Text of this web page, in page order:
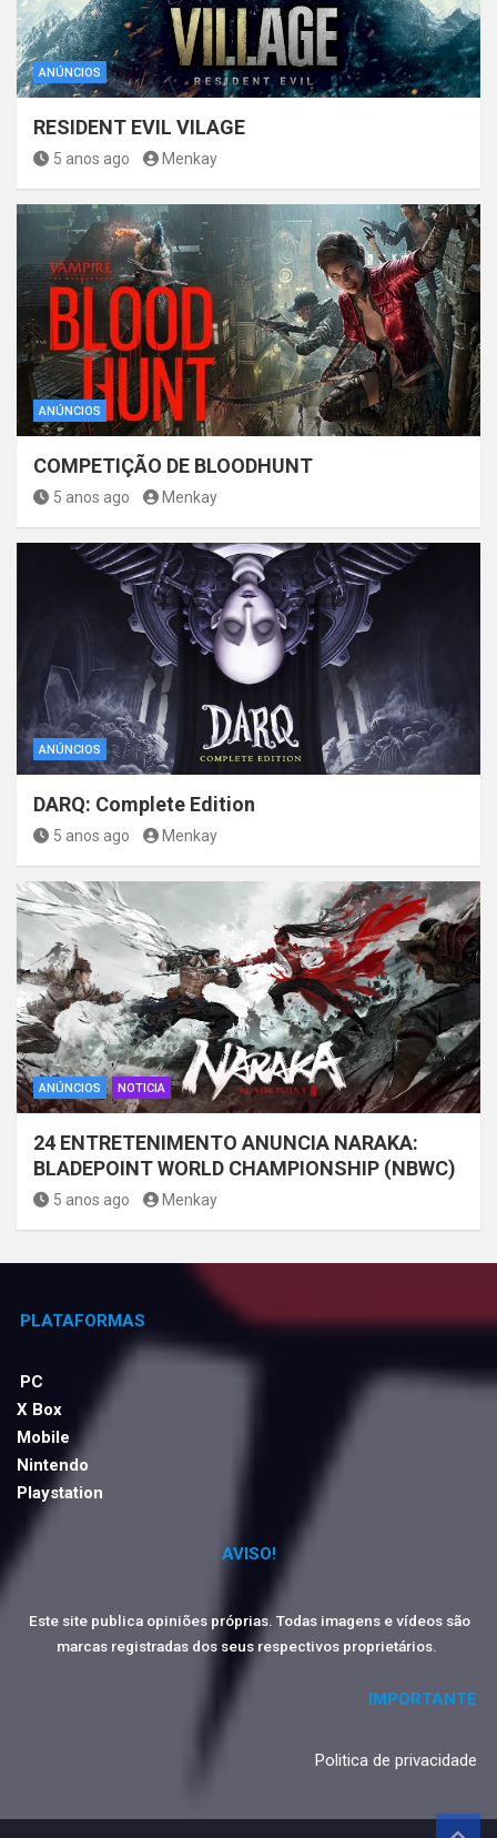
ANÚNCIOS
RESIDENT EVIL VILAGE
5 anos ago Menkay
ANÚNCIOS
COMPETIÇÃO DE BLOODHUNT
5 anos ago Menkay
ANÚNCIOS
DARQ: Complete Edition
5 anos ago Menkay
ANÚNCIOS NOTICIA
24 ENTRETENIMENTO ANUNCIA NARAKA:
BLADEPOINT WORLD CHAMPIONSHIP (NBWC)
5 anos ago Menkay
PLATAFORMAS
PC
X Box
Mobile
Nintendo
Playstation
AVISO!
Este site publica opiniões próprias. Todas imagens e vídeos são
marcas registradas dos seus respectivos proprietários.
IMPORTANTE
Politica de privacidade